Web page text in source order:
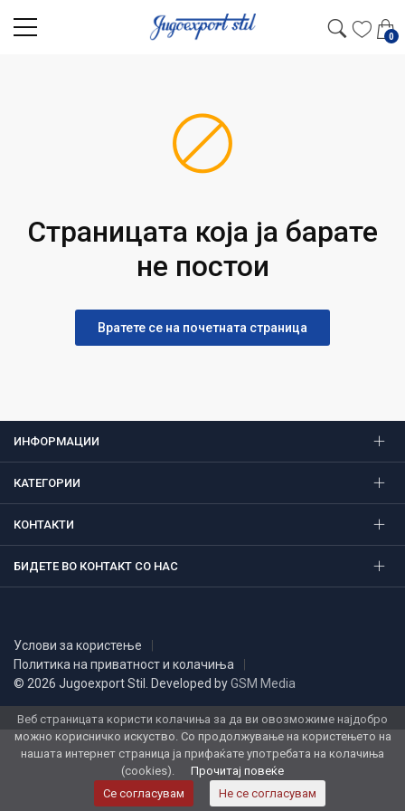
0
Страницата која ја барате
не постои
Вратете се на почетната страница
ИНФОРМАЦИИ
КАТЕГОРИИ
КОНТАКТИ
БИДЕТЕ ВО КОНТАКТ СО НАС
Услови за користење
Политика на приватност и колачиња
© 2026 Jugoexport Stil. Developed byGSM Media
Веб страницата користи колачиња за да ви овозможиме најдобро
можно корисничко искуство. Со продолжување на користењето на
нашата интернет страница ја прифаќате употребата на колачиња
(cookies).
Прочитај повеќе
Се согласувам
Не се согласувам